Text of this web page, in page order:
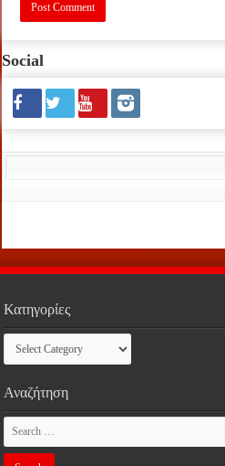
Social
Κατηγορίες
Κατηγορίες
Αναζήτηση